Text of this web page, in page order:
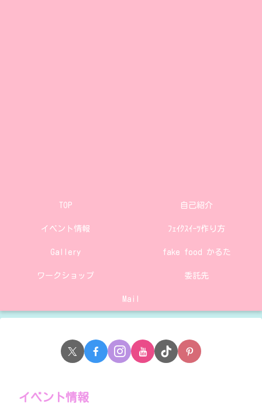
TOP 自己紹介
イベント情報 ﾌｪｲｸｽｲｰﾂ作り方
Gallery fake food かるた
ワークショップ 委託先
Mail
イベント情報